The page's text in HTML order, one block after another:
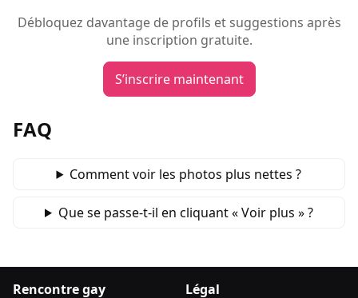
Débloquez davantage de profils et suggestions après
une inscription gratuite.
S’inscrire maintenant
FAQ
Comment voir les photos plus nettes ?
Que se passe‑t‑il en cliquant « Voir plus » ?
Rencontre gay Légal